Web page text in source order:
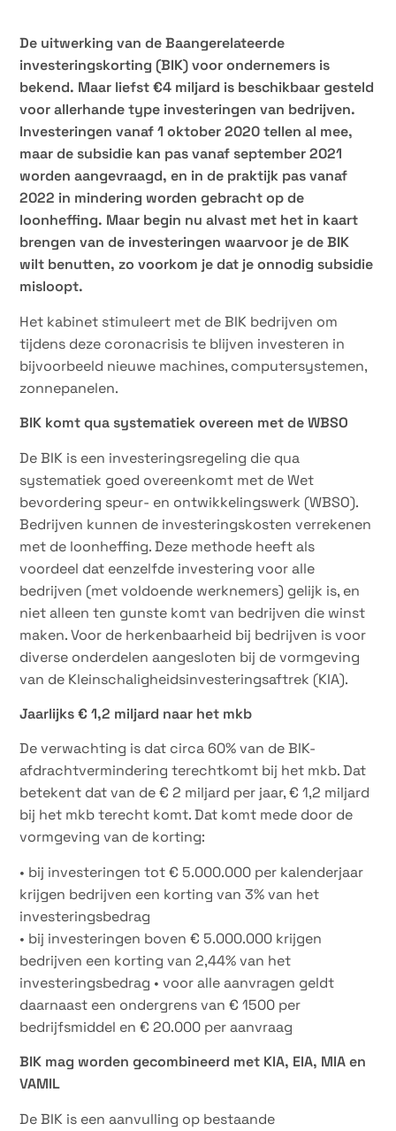
De uitwerking van de Baangerelateerde
investeringskorting (BIK) voor ondernemers is
bekend. Maar liefst €4 miljard is beschikbaar gesteld
voor allerhande type investeringen van bedrijven.
Investeringen vanaf 1 oktober 2020 tellen al mee,
maar de subsidie kan pas vanaf september 2021
worden aangevraagd, en in de praktijk pas vanaf
2022 in mindering worden gebracht op de
loonheffing. Maar begin nu alvast met het in kaart
brengen van de investeringen waarvoor je de BIK
wilt benutten, zo voorkom je dat je onnodig subsidie
misloopt.
Het kabinet stimuleert met de BIK bedrijven om
tijdens deze coronacrisis te blijven investeren in
bijvoorbeeld nieuwe machines, computersystemen,
zonnepanelen.
BIK komt qua systematiek overeen met de WBSO
De BIK is een investeringsregeling die qua
systematiek goed overeenkomt met de Wet
bevordering speur- en ontwikkelingswerk (WBSO).
Bedrijven kunnen de investeringskosten verrekenen
met de loonheffing. Deze methode heeft als
voordeel dat eenzelfde investering voor alle
bedrijven (met voldoende werknemers) gelijk is, en
niet alleen ten gunste komt van bedrijven die winst
maken. Voor de herkenbaarheid bij bedrijven is voor
diverse onderdelen aangesloten bij de vormgeving
van de Kleinschaligheidsinvesteringsaftrek (KIA).
Jaarlijks € 1,2 miljard naar het mkb
De verwachting is dat circa 60% van de BIK-
afdrachtvermindering terechtkomt bij het mkb. Dat
betekent dat van de € 2 miljard per jaar, € 1,2 miljard
bij het mkb terecht komt. Dat komt mede door de
vormgeving van de korting:
• bij investeringen tot € 5.000.000 per kalenderjaar
krijgen bedrijven een korting van 3% van het
investeringsbedrag
• bij investeringen boven € 5.000.000 krijgen
bedrijven een korting van 2,44% van het
investeringsbedrag • voor alle aanvragen geldt
daarnaast een ondergrens van € 1500 per
bedrijfsmiddel en € 20.000 per aanvraag
BIK mag worden gecombineerd met KIA, EIA, MIA en
VAMIL
De BIK is een aanvulling op bestaande